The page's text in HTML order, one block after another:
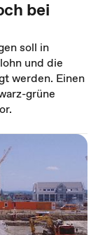
bei
soll in
und die
werden. Einen
grüne